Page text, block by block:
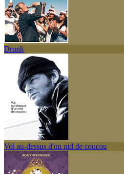
Drunk
Vol au-dessus d'un nid de coucou